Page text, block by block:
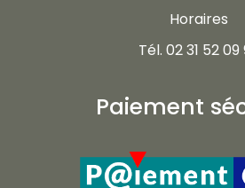
Horaires
Tél. 02 31 52 09
Paiement